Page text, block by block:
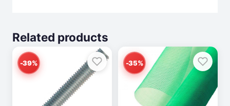
Related products
-39% -35%